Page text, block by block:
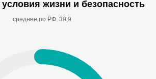
жизни и безопасность
среднее по РФ: 39,9